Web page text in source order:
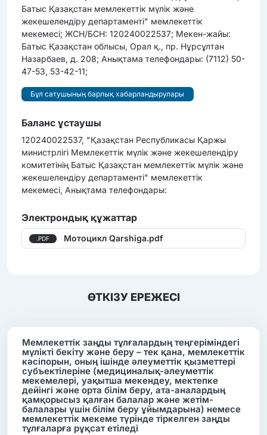
Батыс Қазақстан мемлекеттік мүлік және
жекешелендіру департаменті" мемлекеттік
мекемесі; ЖСН/БСН: 120240022537; Мекен-жайы:
Батыс Қазақстан облысы, Орал қ., пр. Нұрсұлтан
Назарбаев, д. 208; Анықтама телефондары: (7112) 50-
47-53, 53-42-11;
Бұл сатушының барлық хабарландырулары
Баланс ұстаушы
120240022537, "Қазақстан Республикасы Қаржы
министрлігі Мемлекеттік мүлік және жекешелендіру
комитетінің Батыс Қазақстан мемлекеттік мүлік және
жекешелендіру департаменті" мемлекеттік
мекемесі, Анықтама телефондары:
Электрондық құжаттар
.PDF Мотоцикл Qarshiga.pdf
ӨТКІЗУ ЕРЕЖЕСІ
Мемлекеттік заңды тұлғалардың теңгеріміндегі
мүлікті бекіту және беру – тек қана, мемлекеттік
кәсіпорын, оның ішінде әлеуметтік қызметтері
субъектілеріне (медициналық-әлеуметтік
мекемелері, уақытша мекендеу, мектепке
дейінгі және орта білім беру, ата-аналардың
қамқорысыз қалған балалар және жетім-
балалары үшін білім беру ұйымдарына) немесе
мемлекеттік мекеме түрінде тіркелген заңды
тұлғаларға рұқсат етіледі